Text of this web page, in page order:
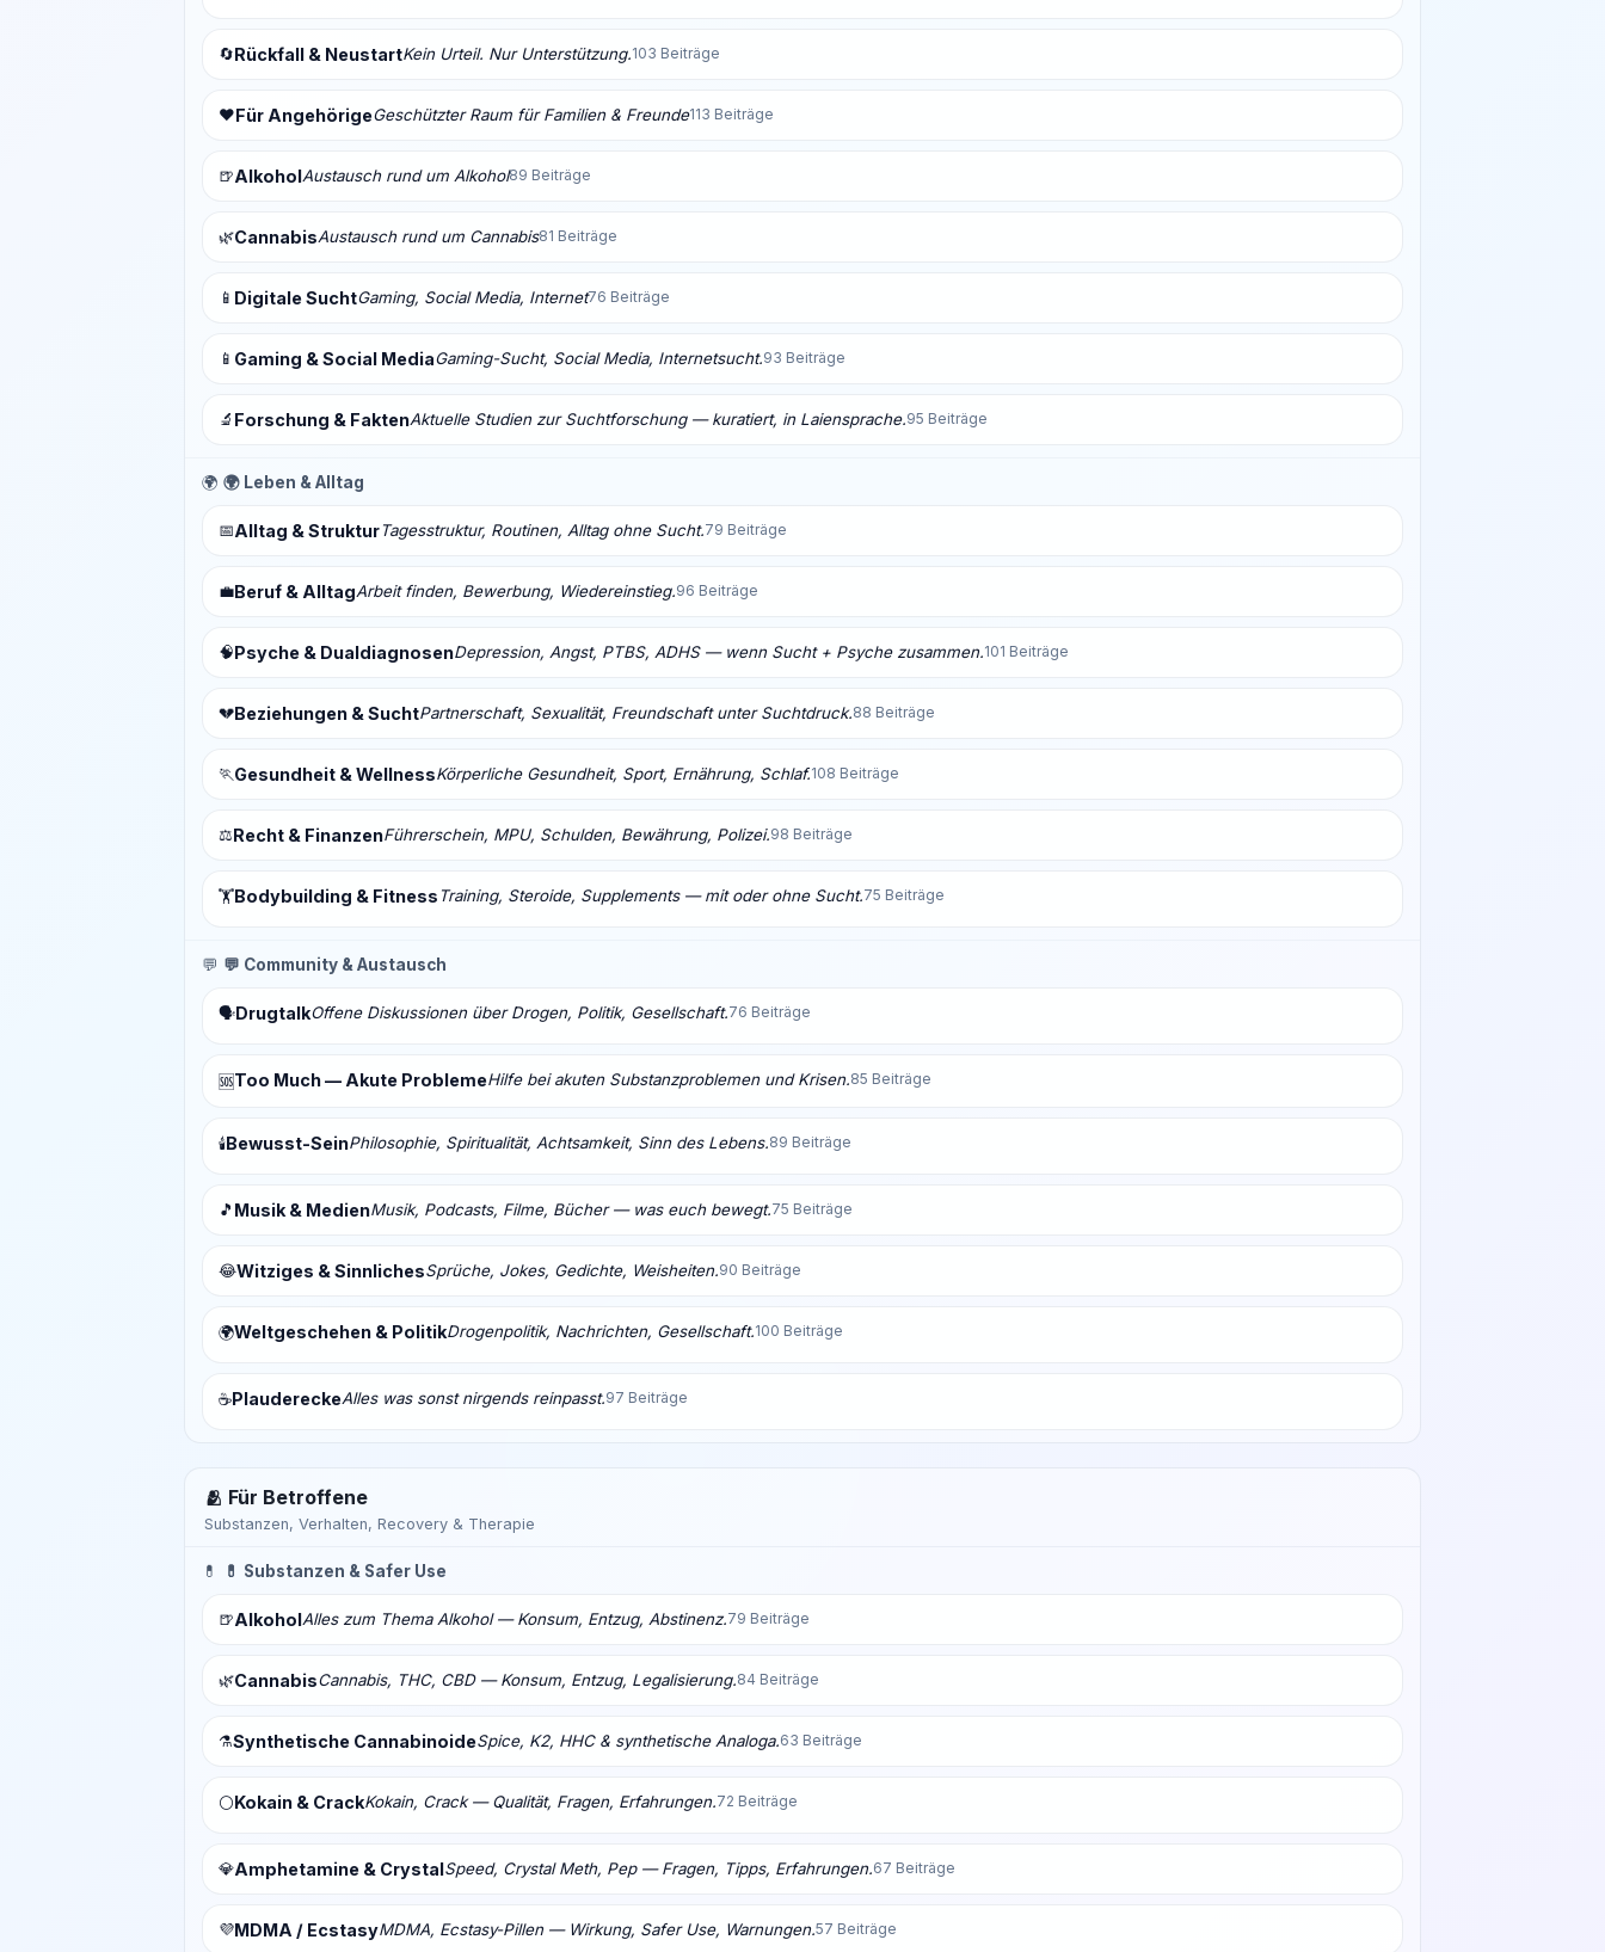
🔄Rückfall & NeustartKein Urteil. Nur Unterstützung.103 Beiträge
❤️Für AngehörigeGeschützter Raum für Familien & Freunde113 Beiträge
🍺AlkoholAustausch rund um Alkohol89 Beiträge
🌿CannabisAustausch rund um Cannabis81 Beiträge
📱 Digitale SuchtGaming, Social Media, Internet76 Beiträge
📱 Gaming & Social MediaGaming-Sucht, Social Media, Internetsucht.93 Beiträge
🔬 Forschung & FaktenAktuelle Studien zur Suchtforschung — kuratiert, in Laiensprache.95 Beiträge
🌍 🌍 Leben & Alltag
📅Alltag & StrukturTagesstruktur, Routinen, Alltag ohne Sucht.79 Beiträge
💼Beruf & AlltagArbeit finden, Bewerbung, Wiedereinstieg.96 Beiträge
🧠Psyche & DualdiagnosenDepression, Angst, PTBS, ADHS — wenn Sucht + Psyche zusammen.101 Beiträge
💔Beziehungen & SuchtPartnerschaft, Sexualität, Freundschaft unter Suchtdruck.88 Beiträge
🏃Gesundheit & WellnessKörperliche Gesundheit, Sport, Ernährung, Schlaf.108 Beiträge
⚖️Recht & FinanzenFührerschein, MPU, Schulden, Bewährung, Polizei.98 Beiträge
🏋️Bodybuilding & Fitness Training, Steroide, Supplements — mit oder ohne Sucht.75 Beiträge
💬 💬 Community & Austausch
🗣️DrugtalkOffene Diskussionen über Drogen, Politik, Gesellschaft.76 Beiträge
🆘Too Much — Akute ProblemeHilfe bei akuten Substanzproblemen und Krisen.85 Beiträge
🕯️Bewusst-SeinPhilosophie, Spiritualität, Achtsamkeit, Sinn des Lebens.89 Beiträge
🎵 Musik & MedienMusik, Podcasts, Filme, Bücher — was euch bewegt.75 Beiträge
😂Witziges & SinnlichesSprüche, Jokes, Gedichte, Weisheiten.90 Beiträge
🌍Weltgeschehen & PolitikDrogenpolitik, Nachrichten, Gesellschaft.100 Beiträge
☕PlaudereckeAlles was sonst nirgends reinpasst.97 Beiträge
🫂 Für Betroffene
Substanzen, Verhalten, Recovery & Therapie
💊 💊 Substanzen & Safer Use
🍺AlkoholAlles zum Thema Alkohol — Konsum, Entzug, Abstinenz.79 Beiträge
🌿CannabisCannabis, THC, CBD — Konsum, Entzug, Legalisierung.84 Beiträge
⚗️Synthetische CannabinoideSpice, K2, HHC & synthetische Analoga.63 Beiträge
⚪Kokain & CrackKokain, Crack — Qualität, Fragen, Erfahrungen.72 Beiträge
💎Amphetamine & CrystalSpeed, Crystal Meth, Pep — Fragen, Tipps, Erfahrungen.67 Beiträge
💜MDMA / EcstasyMDMA, Ecstasy-Pillen — Wirkung, Safer Use, Warnungen.57 Beiträge